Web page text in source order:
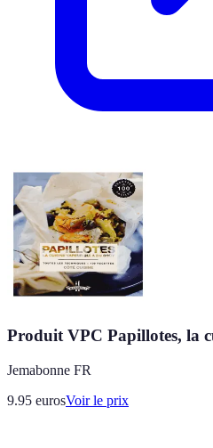
Produit VPC Papillotes, la
Jemabonne FR
9.95 eurosVoir le prix